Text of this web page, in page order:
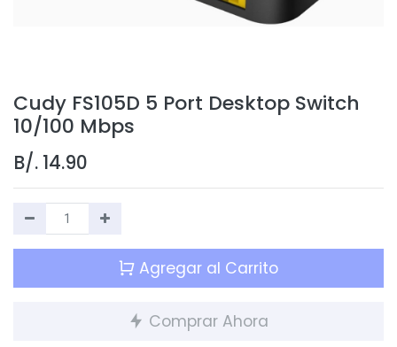
Cudy FS105D 5 Port Desktop Switch
10/100 Mbps
B/. 14.90
Agregar al Carrito
Comprar Ahora